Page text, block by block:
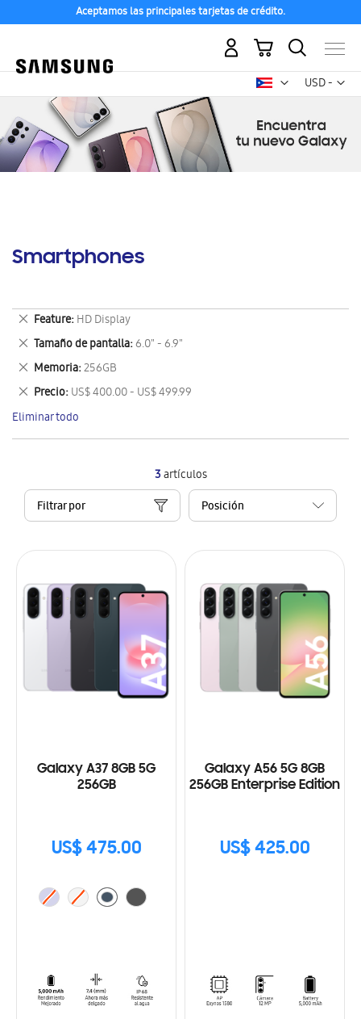
Aceptamos las principales tarjetas de crédito.
USD -
dólar
Mi carrito
Smartphones
3artículos
Filtrar por
Galaxy A37 8GB 5G
256GB
US$ 475.00
Galaxy A56 5G 8GB
256GB Enterprise Edition
US$ 425.00
Feature HD Display
Eliminar
este
artículo
Tamaño de pantalla 6.0" - 6.9"
Eliminar
este
artículo
Memoria 256GB
Eliminar
este
artículo
Precio US$ 400.00 - US$ 499.99
Eliminar
este
artículo
Eliminar todo